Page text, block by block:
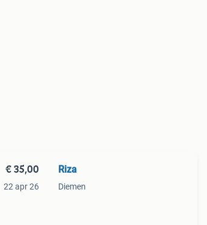
€ 35,00
22 apr 26
Riza
Diemen